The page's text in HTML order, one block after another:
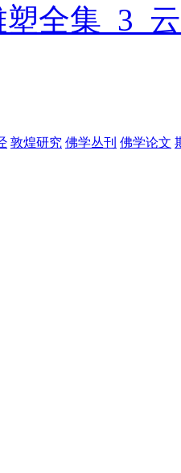
全集_3_
敦煌研究 佛学丛刊 佛学论文